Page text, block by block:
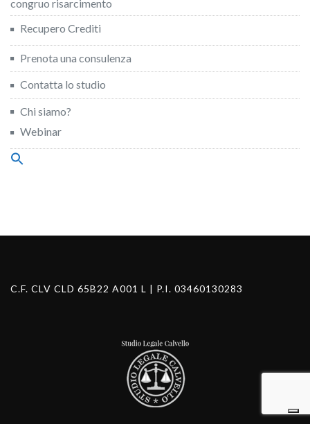
congruo risarcimento
Recupero Crediti
Prenota una consulenza
Contatta lo studio
Chi siamo?
Webinar
Search
C.F. CLV CLD 65B22 A001 L | P.I. 03460130283